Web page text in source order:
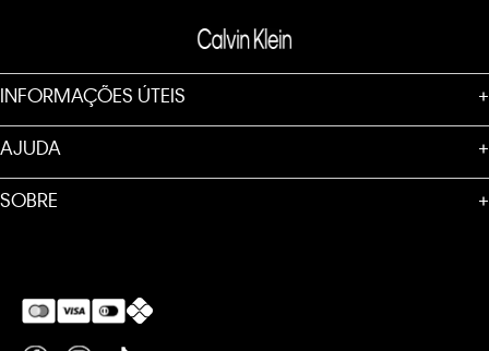
INFORMAÇÕES ÚTEIS +
AJUDA +
SOBRE +